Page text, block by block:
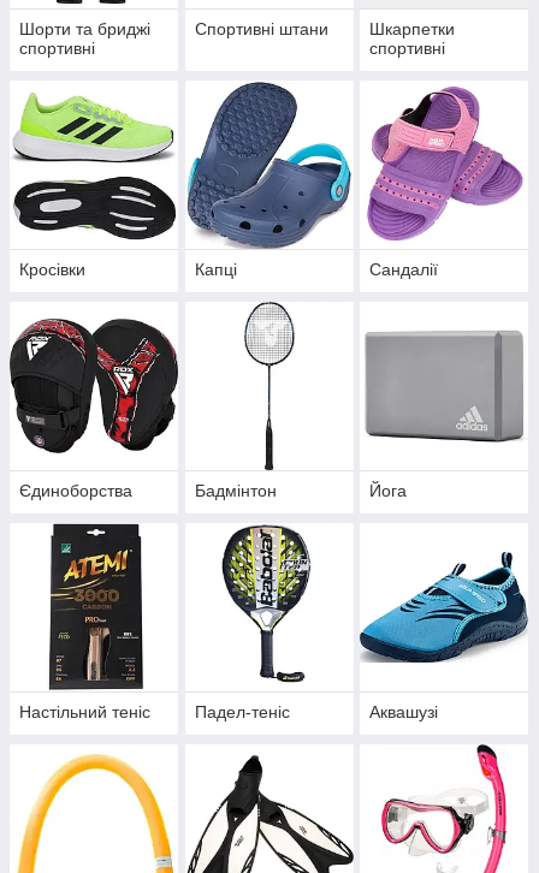
Шорти та бриджі
спортивні
Спортивні штани
Шкарпетки
спортивні
Кросівки Капці Сандалії
Єдиноборства Бадмінтон Йога
Настільний теніс Падел-теніс Аквашузі